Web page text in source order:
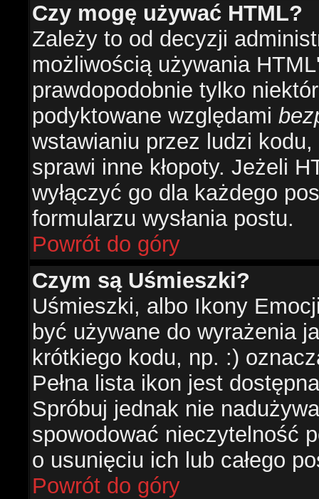
Czy mogę używać HTML?
Zależy to od decyzji
możliwością używania
prawdopodobnie tylko
podyktowane względami
wstawianiu przez ludzi
sprawi inne kłopoty. Jeżeli
wyłączyć go dla każdego
formularzu wysłania postu.
Powrót do góry
Czym są Uśmieszki?
Uśmieszki, albo Ikony
być używane do wyrażenia
krótkiego kodu, np. :)
Pełna lista ikon jest
Spróbuj jednak nie
spowodować nieczytelność
o usunięciu ich lub całego
Powrót do góry